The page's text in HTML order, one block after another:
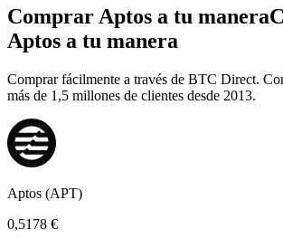
Comprar Aptos a tu manera
Aptos a tu manera
Comprar fácilmente a través de BTC Direct.
más de 1,5 millones de clientes desde 2013.
Aptos (APT)
0,5178 €